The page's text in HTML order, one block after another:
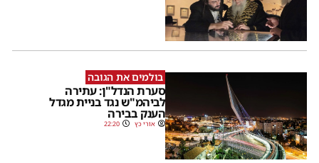
בולמים את הגובה
סערת הנדל"ן: עתירה
לביהמ"ש נגד בניית מגדל
הענק בבירה
אורי כץ 22:20